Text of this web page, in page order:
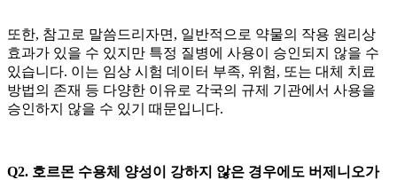
또한, 참고로 말씀드리자면, 일반적으로 약물의 작용 원리상
효과가 있을 수 있지만 특정 질병에 사용이 승인되지 않을 수
있습니다. 이는 임상 시험 데이터 부족, 위험, 또는 대체 치료
방법의 존재 등 다양한 이유로 각국의 규제 기관에서 사용을
승인하지 않을 수 있기 때문입니다.
Q2. 호르몬 수용체 양성이 강하지 않은 경우에도 버제니오가